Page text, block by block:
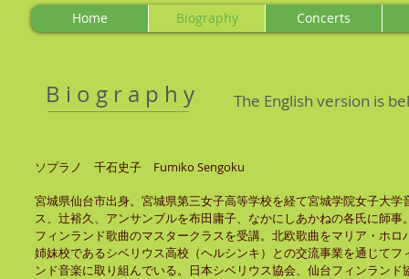
Home Biography Concerts
B i o g r a p h y The English version is
ソプラノ 千石史子 Fumiko Sengoku
宮城県仙台市出身。宮城県第三女子高等学校を経て宮城学院女子大
ス、辻裕久、アンサンブルを布田庸子、なかにしあかねの各氏に師
フィンランド歌曲のマスタークラスを受講。北欧歌曲をマリア・ホ
姉妹校であるシベリウス高校（ヘルシンキ）との交流事業を通じて
ンド音楽に取り組んでいる。日本シベリウス協会、仙台フィンランド